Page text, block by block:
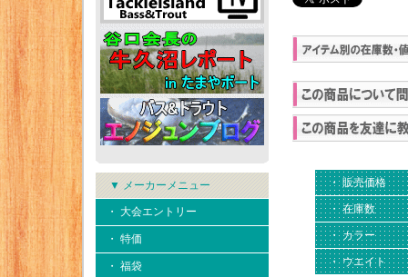
▼ メーカーメニュー
・ 大会エントリー
・ 特価
・ 福袋
・ 販売価格
・ 在庫数
・ カラー
・ ウエイト